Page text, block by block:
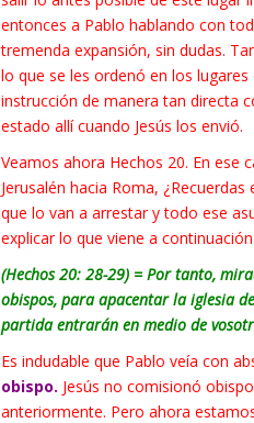
entonces a Pablo hablando con
tremenda expansión, sin dudas.
lo que se les ordenó en los
instrucción de manera tan directa
estado allí cuando Jesús los envió.
Veamos ahora Hechos 20. En ese
Jerusalén hacia Roma,
que lo van a arrestar y todo ese
explicar lo que viene a continuación.
(Hechos 20: 28-29) = Por tanto,
obispos, para apacentar la iglesia
partida entrarán en medio de
Es indudable que Pablo veía con
obispo. Jesús no comisionó
anteriormente. Pero ahora